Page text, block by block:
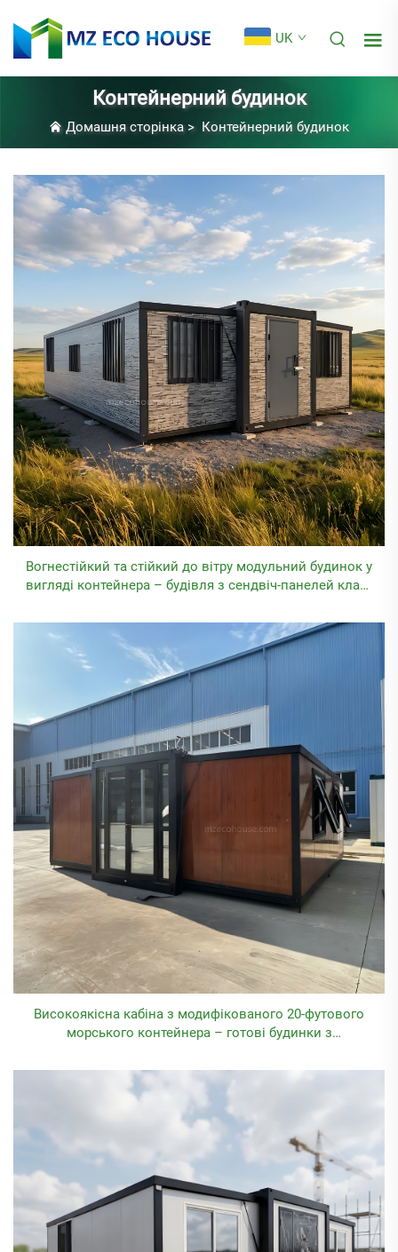
UK
Контейнерний будинок
Домашня сторінка> Контейнерний будинок
Вогнестійкий та стійкий до вітру модульний будинок у
вигляді контейнера – будівля з сендвіч-панелей класу
Високоякісна кабіна з модифікованого 20-футового
морського контейнера – готові будинки з